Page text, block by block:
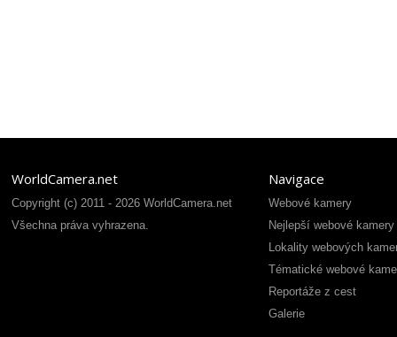
WorldCamera.net
Copyright (c) 2011 - 2026 WorldCamera.net
Všechna práva vyhrazena.
Navigace
Webové kamery
Nejlepší webové kamery
Lokality webových
Tématické webové
Reportáže z cest
Galerie